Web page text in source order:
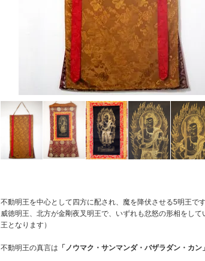
不動明王を中心として四方に配され、魔を降伏させる5明王で
威徳明王、北方が金剛夜叉明王で、いずれも忿怒の形相をし
王となります）
不動明王の真言は 「ノウマク・サンマンダ・バザラダン・カン」